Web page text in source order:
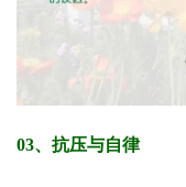
03、抗压与自律